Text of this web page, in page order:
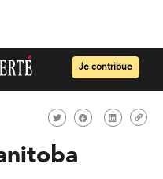
Je contribue